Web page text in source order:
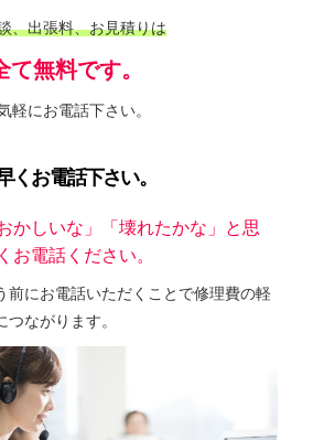
、出張料、お見積りは
て無料です。
軽にお電話下さい。
くお電話下さい。
かしいな」「壊れたかな」と思
お電話ください。
前にお電話いただくことで修理費の軽
ながります。